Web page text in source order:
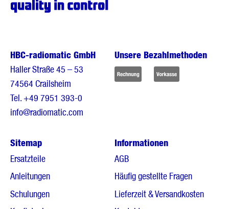
HBC-radiomatic GmbH
Haller Straße 45 – 53
74564 Crailsheim
Tel.+49 7951 393-0
info@radiomatic.com
Unsere Bezahlmethoden
Sitemap
Ersatzteile
Anleitungen
Schulungen
Informationen
AGB
Häufig gestellte Fragen
Lieferzeit & Versandkosten